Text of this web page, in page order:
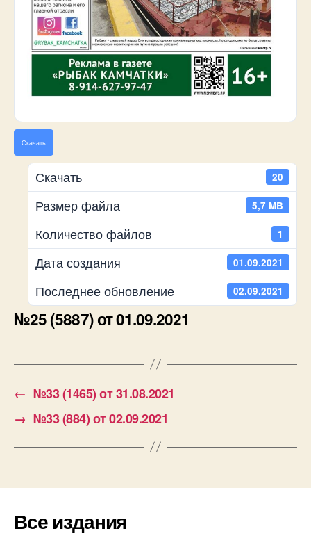
Скачать
Скачать 20
Размер файла 5,7 MB
Количество файлов 1
Дата создания 01.09.2021
Последнее обновление 02.09.2021
№25 (5887) от 01.09.2021
← №33 (1465) от 31.08.2021
→ №33 (884) от 02.09.2021
Все издания